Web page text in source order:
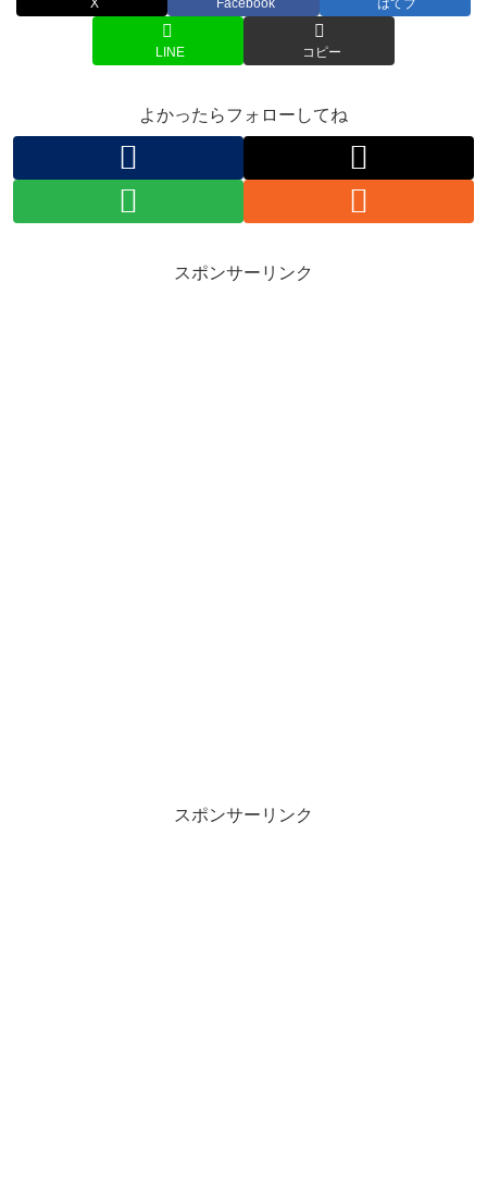
X Facebook はてブ
LINE コピー
よかったらフォローしてね
スポンサーリンク
スポンサーリンク